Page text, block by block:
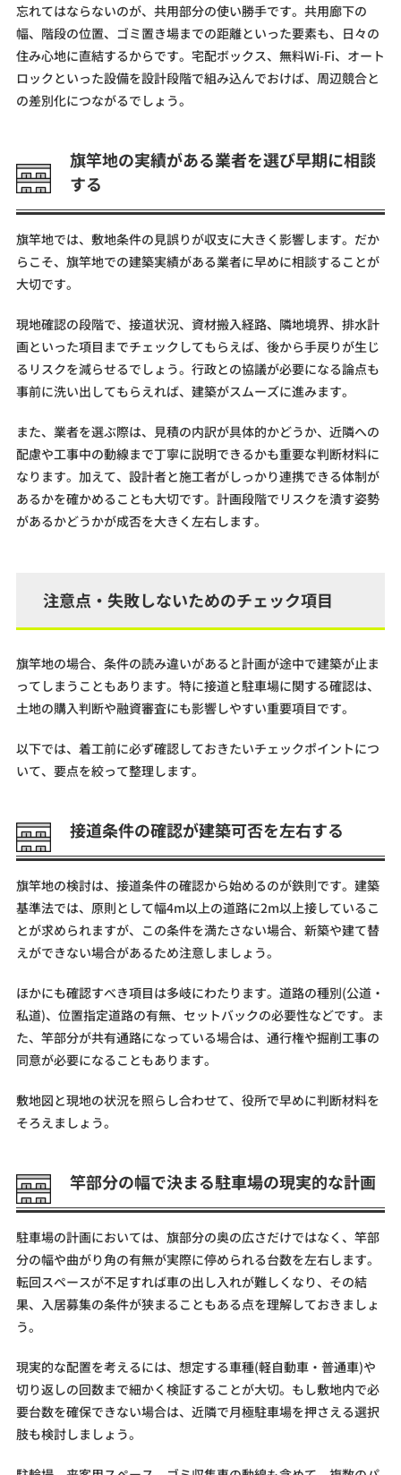
忘れてはならないのが、共用部分の使い勝手です。共用廊下の
幅、階段の位置、ゴミ置き場までの距離といった要素も、日々の
住み心地に直結するからです。宅配ボックス、無料Wi-Fi、オート
ロックといった設備を設計段階で組み込んでおけば、周辺競合と
の差別化につながるでしょう。
旗竿地の実績がある業者を選び早期に相談
する
旗竿地では、敷地条件の見誤りが収支に大きく影響します。だか
らこそ、旗竿地での建築実績がある業者に早めに相談することが
大切です。
現地確認の段階で、接道状況、資材搬入経路、隣地境界、排水計
画といった項目までチェックしてもらえば、後から手戻りが生じ
るリスクを減らせるでしょう。行政との協議が必要になる論点も
事前に洗い出してもらえれば、建築がスムーズに進みます。
また、業者を選ぶ際は、見積の内訳が具体的かどうか、近隣への
配慮や工事中の動線まで丁寧に説明できるかも重要な判断材料に
なります。加えて、設計者と施工者がしっかり連携できる体制が
あるかを確かめることも大切です。計画段階でリスクを潰す姿勢
があるかどうかが成否を大きく左右します。
注意点・失敗しないためのチェック項目
旗竿地の場合、条件の読み違いがあると計画が途中で建築が止ま
ってしまうこともあります。特に接道と駐車場に関する確認は、
土地の購入判断や融資審査にも影響しやすい重要項目です。
以下では、着工前に必ず確認しておきたいチェックポイントにつ
いて、要点を絞って整理します。
接道条件の確認が建築可否を左右する
旗竿地の検討は、接道条件の確認から始めるのが鉄則です。建築
基準法では、原則として幅4m以上の道路に2m以上接しているこ
とが求められますが、この条件を満たさない場合、新築や建て替
えができない場合があるため注意しましょう。
ほかにも確認すべき項目は多岐にわたります。道路の種別(公道・
私道)、位置指定道路の有無、セットバックの必要性などです。ま
た、竿部分が共有通路になっている場合は、通行権や掘削工事の
同意が必要になることもあります。
敷地図と現地の状況を照らし合わせて、役所で早めに判断材料を
そろえましょう。
竿部分の幅で決まる駐車場の現実的な計画
駐車場の計画においては、旗部分の奥の広さだけではなく、竿部
分の幅や曲がり角の有無が実際に停められる台数を左右します。
転回スペースが不足すれば車の出し入れが難しくなり、その結
果、入居募集の条件が狭まることもある点を理解しておきましょ
う。
現実的な配置を考えるには、想定する車種(軽自動車・普通車)や
切り返しの回数まで細かく検証することが大切。もし敷地内で必
要台数を確保できない場合は、近隣で月極駐車場を押さえる選択
肢も検討しましょう。